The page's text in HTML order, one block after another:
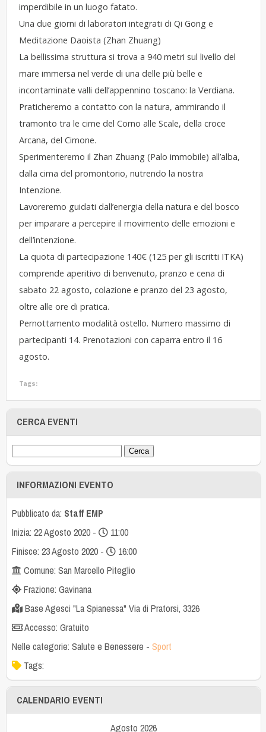
imperdibile in un luogo fatato.
Una due giorni di laboratori integrati di Qi Gong e
Meditazione Daoista (Zhan Zhuang)
La bellissima struttura si trova a 940 metri sul livello del
mare immersa nel verde di una delle più belle e
incontaminate valli dell’appennino toscano: la Verdiana.
Praticheremo a contatto con la natura, ammirando il
tramonto tra le cime del Corno alle Scale, della croce
Arcana, del Cimone.
Sperimenteremo il Zhan Zhuang (Palo immobile) all’alba,
dalla cima del promontorio, nutrendo la nostra
Intenzione.
Lavoreremo guidati dall’energia della natura e del bosco
per imparare a percepire il movimento delle emozioni e
dell’intenzione.
La quota di partecipazione 140€ (125 per gli iscritti ITKA)
comprende aperitivo di benvenuto, pranzo e cena di
sabato 22 agosto, colazione e pranzo del 23 agosto,
oltre alle ore di pratica.
Pernottamento modalità ostello. Numero massimo di
partecipanti 14. Prenotazioni con caparra entro il 16
agosto.
Tags:
CERCA EVENTI
INFORMAZIONI EVENTO
Pubblicato da: Staff EMP
Inizia: 22 Agosto 2020 -
11:00
Finisce: 23 Agosto 2020 -
16:00
Comune: San Marcello Piteglio
Frazione: Gavinana
Base Agesci "La Spianessa" Via di Pratorsi, 3326
Accesso: Gratuito
Nelle categorie: Salute e Benessere - Sport
Tags:
CALENDARIO EVENTI
Agosto 2026